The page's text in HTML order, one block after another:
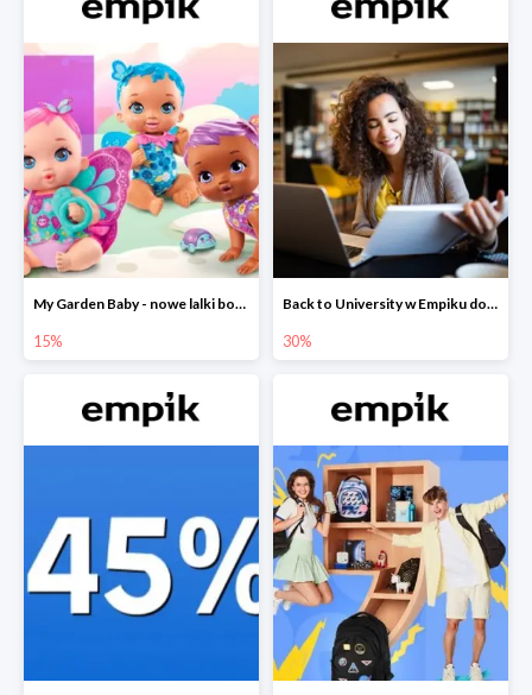
My Garden Baby - nowe lalki bobaski w Empiku do -15%
15%
Back to University w Empiku do -30%
30%